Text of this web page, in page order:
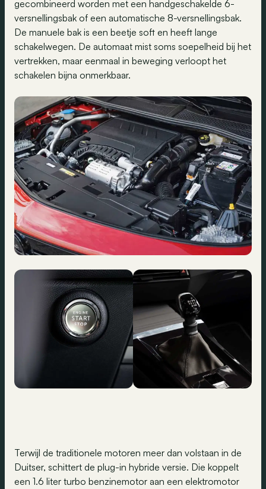
gecombineerd worden met een handgeschakelde 6-
versnellingsbak of een automatische 8-versnellingsbak.
De manuele bak is een beetje soft en heeft lange
schakelwegen. De automaat mist soms soepelheid bij het
vertrekken, maar eenmaal in beweging verloopt het
schakelen bijna onmerkbaar.
Terwijl de traditionele motoren meer dan volstaan in de
Duitser, schittert de plug-in hybride versie. Die koppelt
een 1.6 liter turbo benzinemotor aan een elektromotor